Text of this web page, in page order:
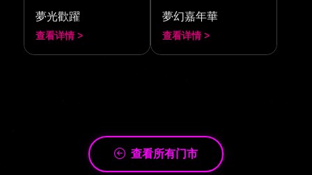
夢光歡躍
查看详情 >
夢幻嘉年華
查看详情 >
查看所有门市